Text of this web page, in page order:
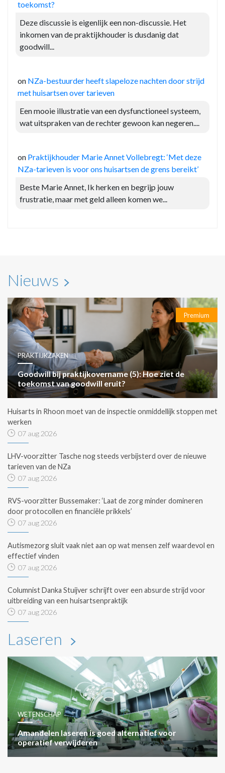
toekomst?
Deze discussie is eigenlijk een non-discussie. Het
inkomen van de praktijkhouder is dusdanig dat
goodwill...
on NZa-bestuurder heeft slapeloze nachten door strijd
met huisartsen over tarieven
Een mooie illustratie van een dysfunctioneel systeem,
wat uitspraken van de rechter gewoon kan negeren....
on Praktijkhouder Marie Annet Vollebregt: ‘Met deze
NZa-tarieven is voor ons huisartsen de grens bereikt’
Beste Marie Annet, Ik herken en begrijp jouw
frustratie, maar met geld alleen komen we...
Nieuws
Premium
PRAKTIJKZAKEN
Goodwill bij praktijkovername (5): Hoe ziet de
toekomst van goodwill eruit?
Huisarts in Rhoon moet van de inspectie onmiddellijk stoppen met
werken
07 aug 2026
LHV-voorzitter Tasche nog steeds verbijsterd over de nieuwe
tarieven van de NZa
07 aug 2026
RVS-voorzitter Bussemaker: ‘Laat de zorg minder domineren
door protocollen en financiële prikkels’
07 aug 2026
Autismezorg sluit vaak niet aan op wat mensen zelf waardevol en
effectief vinden
07 aug 2026
Columnist Danka Stuijver schrijft over een absurde strijd voor
uitbreiding van een huisartsenpraktijk
07 aug 2026
Laseren
WETENSCHAP
Amandelen laseren is goed alternatief voor
operatief verwijderen